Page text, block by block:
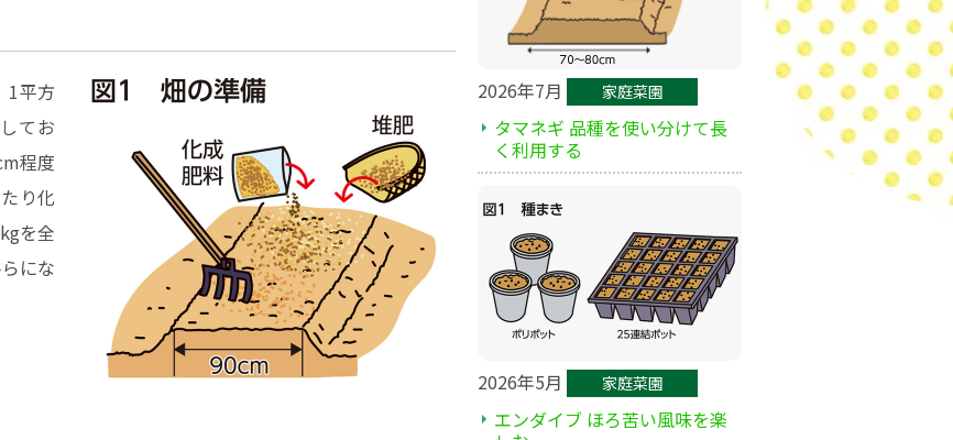
1平方
てお
程度
り化
を全
にな
2026年7月 家庭菜園
タマネギ 品種を使い分けて長
く利用する
2026年5月 家庭菜園
エンダイブ ほろ苦い風味を楽